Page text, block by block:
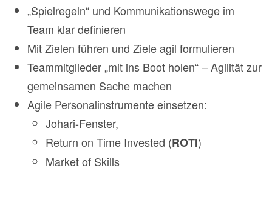
„Spielregeln“ und Kommunikationswege im
Team klar definieren
Mit Zielen führen und Ziele agil formulieren
Teammitglieder „mit ins Boot holen“ – Agilität zur
gemeinsamen Sache machen
Agile Personalinstrumente einsetzen:
Johari-Fenster,
Return on Time Invested (ROTI)
Market of Skills